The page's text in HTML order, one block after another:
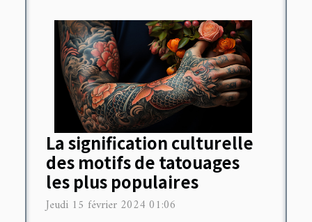
La signification culturelle
des motifs de tatouages
les plus populaires
Jeudi 15 février 2024 01:06